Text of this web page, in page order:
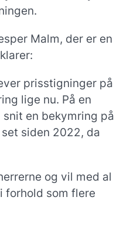
Malm, der er en
prisstigninger på
lige nu. På en
en bekymring på
siden 2022, da
og vil med al
forhold som flere